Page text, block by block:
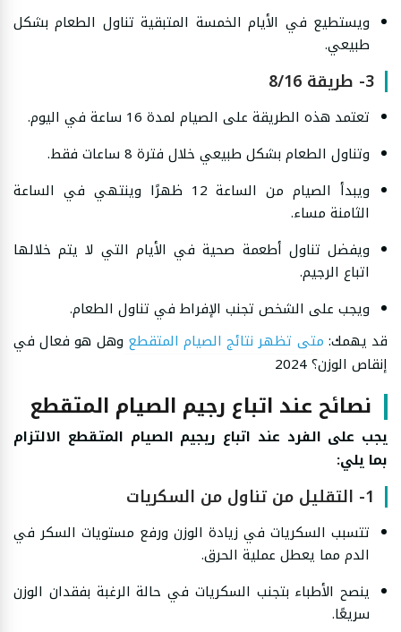
ويستطيع في الأيام الخمسة المتبقية تناول الطعام بشكل
طبيعي.
3- طريقة 8/16
تعتمد هذه الطريقة على الصيام لمدة 16 ساعة في اليوم.
وتناول الطعام بشكل طبيعي خلال فترة 8 ساعات فقط.
ويبدأ الصيام من الساعة 12 ظهرًا وينتهي في الساعة
الثامنة مساء.
ويفضل تناول أطعمة صحية في الأيام التي لا يتم خلالها
اتباع الرجيم.
ويجب على الشخص تجنب الإفراط في تناول الطعام.
قد يهمك: متى تظهر نتائج الصيام المتقطع وهل هو فعال في
إنقاص الوزن؟ 2024
نصائح عند اتباع رجيم الصيام المتقطع
يجب على الفرد عند اتباع ريجيم الصيام المتقطع الالتزام
بما يلي:
1- التقليل من تناول من السكريات
تتسبب السكريات في زيادة الوزن ورفع مستويات السكر في
الدم مما يعطل عملية الحرق.
ينصح الأطباء بتجنب السكريات في حالة الرغبة بفقدان الوزن
سريعًا.